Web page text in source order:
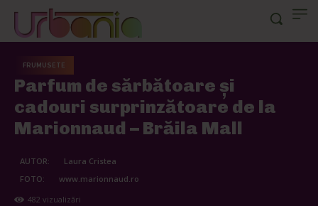
FRUMUSETE
Parfum de sărbătoare și
cadouri surprinzătoare de la
Marionnaud – Brăila Mall
AUTOR:
Laura Cristea
FOTO:
www.marionnaud.ro
482 vizualizări